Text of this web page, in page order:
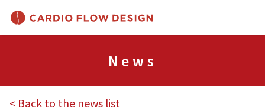
News
< Back to the news list